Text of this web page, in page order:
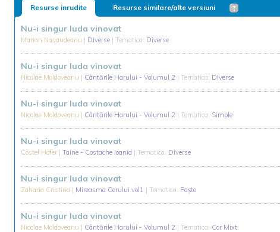
Resurse inrudite Resurse similare/alte versiuni
Nu-i singur Iuda vinovat
Marian Nasaudeanu | Diverse | Tematica: Diverse
Nu-i singur Iuda vinovat
Nicolae Moldoveanu | Cântările Harului - Volumul 2 | Tematica: Diverse
Nu-i singur Iuda vinovat
Nicolae Moldoveanu | Cântările Harului - Volumul 2 | Tematica: Simple
Nu-i singur Iuda vinovat
Costel Hofer | Taine - Costache Ioanid | Tematica: Diverse
Nu-i singur Iuda vinovat
Zaharia Cristina | Mireasma Cerului vol1 | Tematica: Paște
Nu-i singur Iuda vinovat
Nicolae Moldoveanu | Cântările Harului - Volumul 2 | Tematica: Cor Mixt